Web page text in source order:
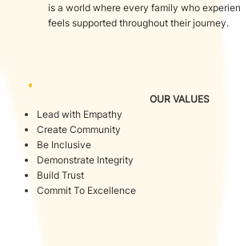
OUR VALUES
Lead with Empathy
Create Community
Be Inclusive
Demonstrate Integrity
Build Trust
Commit To Excellence
is a world where every family who
feels supported throughout their journey.